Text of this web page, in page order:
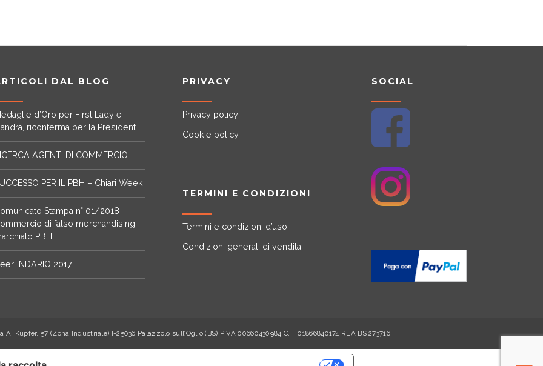
DAL BLOG
d’Oro per First Lady e
riconferma per la President
AGENTI DI COMMERCIO
PER IL PBH – Chiari Week
Stampa n° 01/2018 –
di falso merchandising
PBH
2017
PRIVACY
Privacy policy
Cookie policy
TERMINI E CONDIZIONI
Termini e condizioni d’uso
Condizioni generali di vendita
SOCIAL
Kupfer, 57 (Zona Industriale) I-25036 Palazzolo sull’Oglio (BS) PIVA 00660430984 C.F. 01866840174 REA BS 273716